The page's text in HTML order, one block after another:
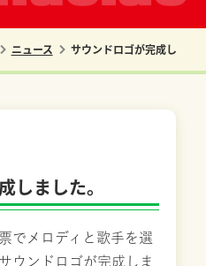
ニュース サウンドロゴが完成しまし
しました。
でメロディと歌手を選
ウンドロゴが完成しま